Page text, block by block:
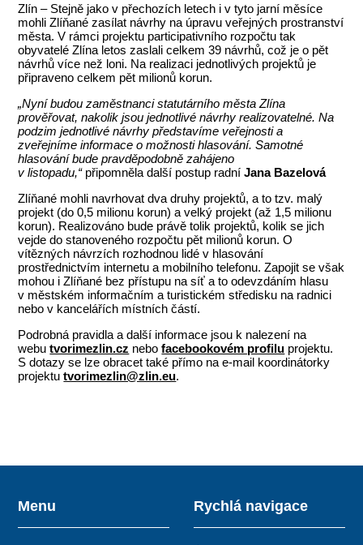
Zlín – Stejně jako v přechozích letech i v tyto jarní měsíce
mohli Zlíňané zasílat návrhy na úpravu veřejných prostranství
města. V rámci projektu participativního rozpočtu tak
obyvatelé Zlína letos zaslali celkem 39 návrhů, což je o pět
návrhů více než loni. Na realizaci jednotlivých projektů je
připraveno celkem pět milionů korun.
„Nyní budou zaměstnanci statutárního města Zlína
prověřovat, nakolik jsou jednotlivé návrhy realizovatelné. Na
podzim jednotlivé návrhy představíme veřejnosti a
zveřejníme informace o možnosti hlasování. Samotné
hlasování bude pravděpodobně zahájeno
v listopadu,“připomněla další postup radníJana Bazelová
Zlíňané mohli navrhovat dva druhy projektů, a to tzv. malý
projekt (do 0,5 milionu korun) a velký projekt (až 1,5 milionu
korun). Realizováno bude právě tolik projektů, kolik se jich
vejde do stanoveného rozpočtu pět milionů korun. O
vítězných návrzích rozhodnou lidé v hlasování
prostřednictvím internetu a mobilního telefonu. Zapojit se však
mohou i Zlíňané bez přístupu na síť a to odevzdáním hlasu
v městském informačním a turistickém středisku na radnici
nebo v kancelářích místních částí.
Podrobná pravidla a další informace jsou k nalezení na
webutvorimezlin.cz nebofacebookovém profilu projektu.
S dotazy se lze obracet také přímo na e-mail koordinátorky
projektutvorimezlin@zlin.eu.
Menu Rychlá navigace